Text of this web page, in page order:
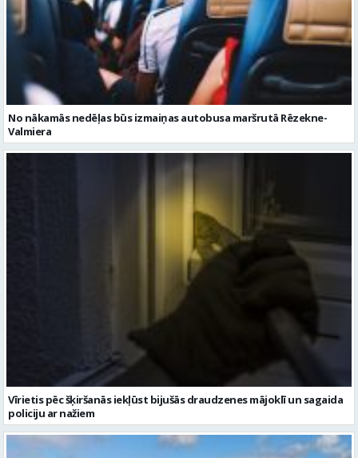
No nākamās nedēļas būs izmaiņas autobusa maršrutā Rēzekne-
Valmiera
Vīrietis pēc šķiršanās iekļūst bijušās draudzenes mājoklī un sagaida
policiju ar nažiem